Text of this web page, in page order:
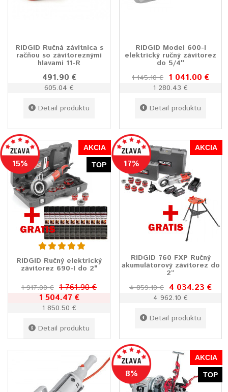
RIDGID Ručná závitnica s
račňou so závitoreznými
hlavami 11-R
491.90 €
605.04 €
Detail produktu
RIDGID Model 600-I
elektrický ručný závitorez
do 5/4"
1 145.10 € 1 041.00 €
1 280.43 €
Detail produktu
15%
AKCIA
TOP
RIDGID Ručný elektrický
závitorez 690-I do 2"
1 917.00 € 1 761.90 €
1 504.47 €
1 850.50 €
Detail produktu
17%
AKCIA
RIDGID 760 FXP Ručný
akumulátorový závitorez do
2“
4 859.10 € 4 034.23 €
4 962.10 €
Detail produktu
8%
AKCIA
TOP